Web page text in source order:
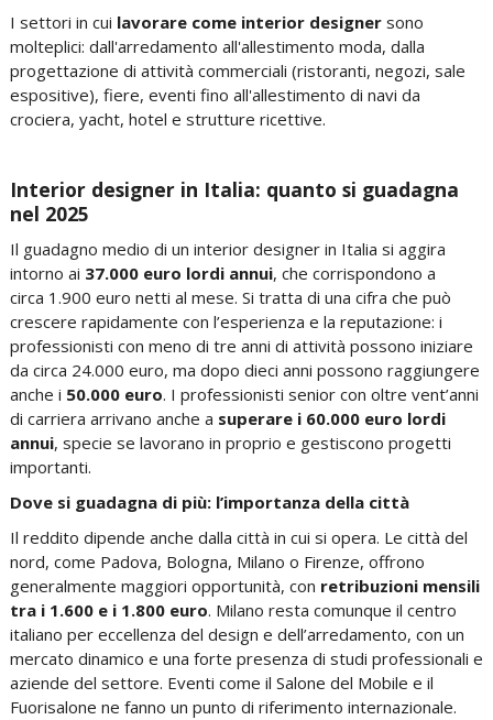
I settori in cui lavorare come interior designer sono
molteplici: dall'arredamento all'allestimento moda, dalla
progettazione di attività commerciali (ristoranti, negozi, sale
espositive), fiere, eventi fino all'allestimento di navi da
crociera, yacht, hotel e strutture ricettive.
Interior designer in Italia: quanto si guadagna
nel 2025
Il guadagno medio di un interior designer in Italia si aggira
intorno ai 37.000 euro lordi annui, che corrispondono a
circa 1.900 euro netti al mese. Si tratta di una cifra che può
crescere rapidamente con l’esperienza e la reputazione: i
professionisti con meno di tre anni di attività possono iniziare
da circa 24.000 euro, ma dopo dieci anni possono raggiungere
anche i 50.000 euro. I professionisti senior con oltre vent’anni
di carriera arrivano anche a superare i 60.000 euro lordi
annui, specie se lavorano in proprio e gestiscono progetti
importanti.
Dove si guadagna di più: l’importanza della città
Il reddito dipende anche dalla città in cui si opera. Le città del
nord, come Padova, Bologna, Milano o Firenze, offrono
generalmente maggiori opportunità, con retribuzioni mensili
tra i 1.600 e i 1.800 euro. Milano resta comunque il centro
italiano per eccellenza del design e dell’arredamento, con un
mercato dinamico e una forte presenza di studi professionali e
aziende del settore. Eventi come il Salone del Mobile e il
Fuorisalone ne fanno un punto di riferimento internazionale.